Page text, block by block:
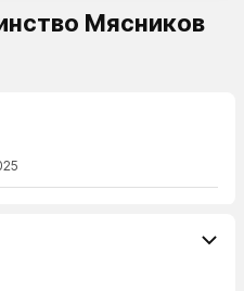
Мясников